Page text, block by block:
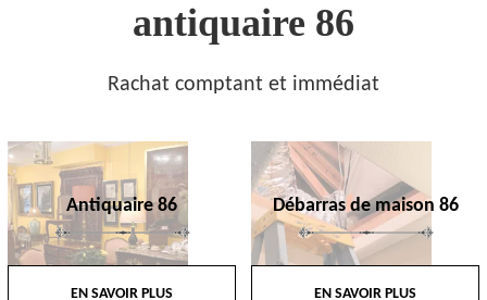
antiquaire 86
Rachat comptant et immédiat
Antiquaire 86
EN SAVOIR PLUS
Débarras de maison 86
EN SAVOIR PLUS